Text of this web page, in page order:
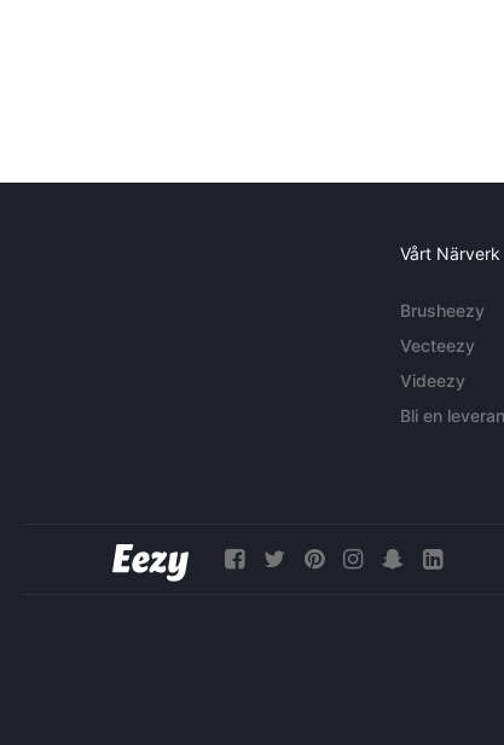
Vårt Närverk
Brusheezy
Vecteezy
Videezy
Bli en